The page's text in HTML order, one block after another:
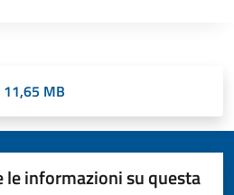
MB
le informazioni su questa